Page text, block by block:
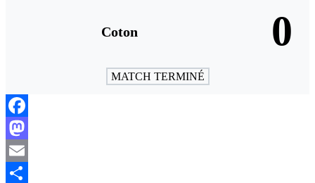
Coton 0
MATCH TERMINÉ
Facebook
Mastodon
Email